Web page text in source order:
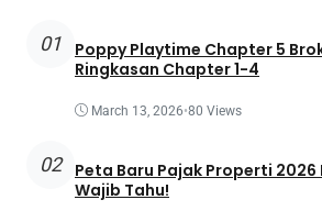
01
Poppy Playtime Chapter 5
Ringkasan Chapter 1-4
March 13, 2026•80 Views
02
Peta Baru Pajak Properti 2026
Wajib Tahu!